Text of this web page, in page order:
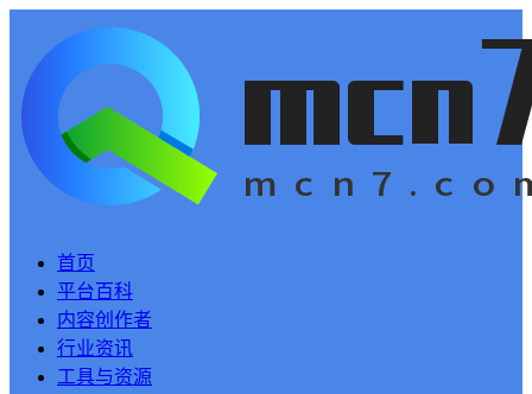
首页
平台百科
内容创作者
行业资讯
工具与资源